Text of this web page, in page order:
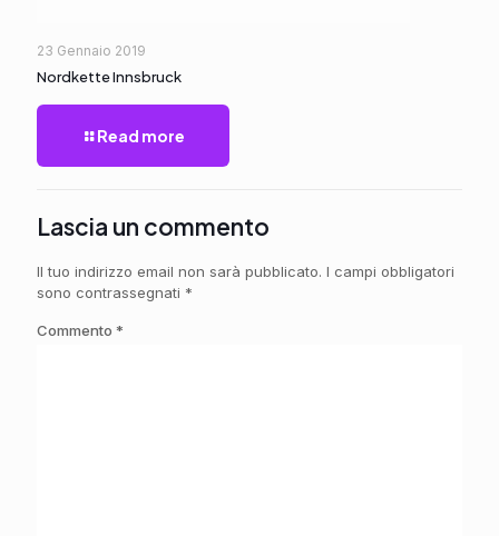
23 Gennaio 2019
Nordkette Innsbruck
Read more
Lascia un commento
Il tuo indirizzo email non sarà pubblicato. I campi obbligatori
sono contrassegnati *
Commento *